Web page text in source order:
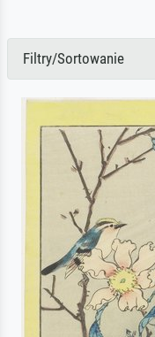
Filtry/Sortowanie